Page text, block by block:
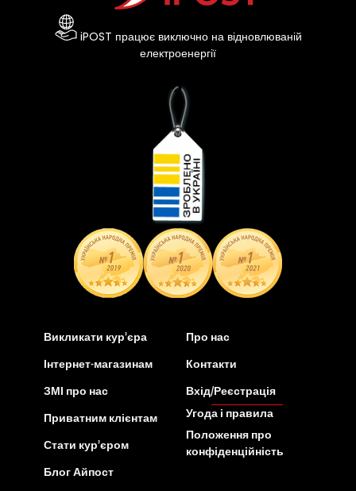
iPOST працює виключно на відновлюваній
електроенергії
Викликати кур’єра
Інтернет-магазинам
ЗМІ про нас
Приватним клієнтам
Стати кур’єром
Блог Айпост
Про нас
Контакти
Вхід/Реєстрація
Угода і правила
Положення про
конфіденційність